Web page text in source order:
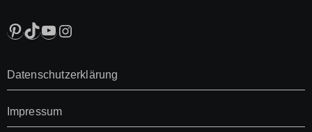
Pinterest
TikTok
YouTube
Instagram
Datenschutzerklärung
Impressum